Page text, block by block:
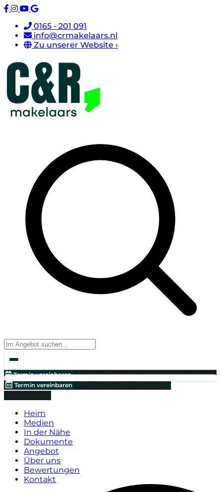
0165 - 201 091
info@crmakelaars.nl
Zu unserer Website ›
Termin vereinbaren Bieten Sie einen Preis an!
Wertschätzung
Termin vereinbaren
Bieten Sie einen Preis an!
Wertschätzung
Heim
Medien
In der Nähe
Dokumente
Angebot
Über uns
Bewertungen
Kontakt